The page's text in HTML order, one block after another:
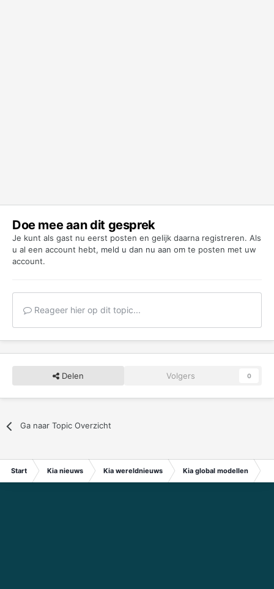
Doe mee aan dit gesprek
Je kunt als gast nu eerst posten en gelijk daarna registreren. Als
u al een account hebt, meld u dan nu aan om te posten met uw
account.
Reageer hier op dit topic...
Delen Volgers 0
Ga naar Topic Overzicht
Start Kia nieuws Kia wereldnieuws Kia global modellen